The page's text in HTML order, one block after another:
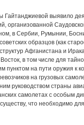
Гайтанджиевой выявило
организованной
в Сербии, Румынии,
образцов (как
Афганистана и
в том числе для
пунктом на пути оружия к
на грузовых
руководством страны
самолетах с особым
что необходимо